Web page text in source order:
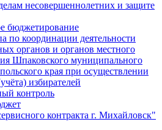
несовершеннолетних и защите
бюджетирование
по координации деятельности
органов и органов местного
Шпаковского муниципального
края при осуществлении
избирателей
контроль
контракта г. Михайловск"